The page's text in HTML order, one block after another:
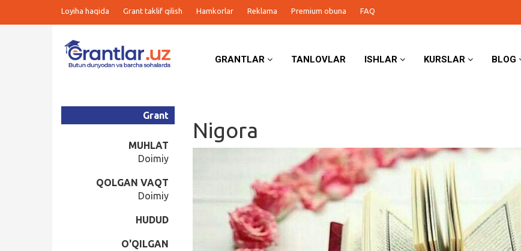
Loyiha haqida Grant taklif qilish Hamkorlar Reklama Premium obuna FAQ
GRANTLAR TANLOVLAR ISHLAR KURSLAR BLOG
Nigora
Grant
MUHLAT
Doimiy
QOLGAN VAQT
Doimiy
HUDUD
O'QILGAN